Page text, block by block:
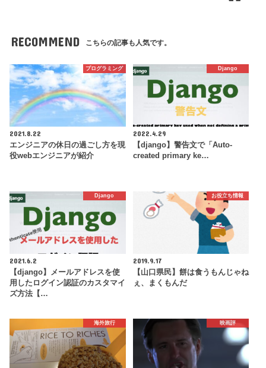
RECOMMEND こちらの記事も人気です。
プログラミング
2021.8.22
エンジニアの休日の過ごし方を現
役webエンジニアが紹介
Django
2022.4.29
【django】警告文で「Auto-
created primary ke…
Django
2021.6.2
【django】メールアドレスを使
用したログイン認証のカスタマイ
ズ方法【…
お役立ち情報
2019.9.17
【山口県民】餅は食うもんじゃね
ぇ、まくもんだ
海外旅行 映画評